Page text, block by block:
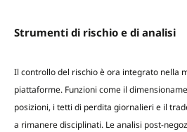
Strumenti di rischio e di analisi
Il controllo del rischio è ora integrato nella
piattaforme. Funzioni come il
posizioni, i tetti di perdita giornalieri e il
a rimanere disciplinati. Le analisi post-